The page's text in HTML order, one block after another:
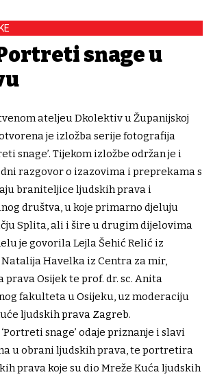
snage u
ateljeu Dkolektiv u Županijskoj
je izložba serije fotografija
snage’. Tijekom izložbe održan je i
razgovor o izazovima i preprekama s
braniteljice ljudskih prava i
društva, u koje primarno djeluju
Splita, ali i šire u drugim dijelovima
je govorila Lejla Šehić Relić iz
Havelka iz Centra za mir,
prava Osijek te prof. dr. sc. Anita
fakulteta u Osijeku, uz moderaciju
ljudskih prava Zagreb.
snage’ odaje priznanje i slavi
u obrani ljudskih prava, te portretira
prava koje su dio Mreže Kuća ljudskih